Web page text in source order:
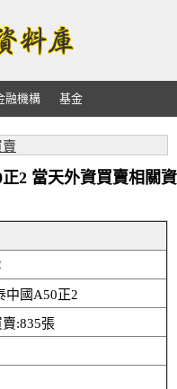
融機構 基金
正2 當天外資買賣相關資
中國A50正2
賣:835張